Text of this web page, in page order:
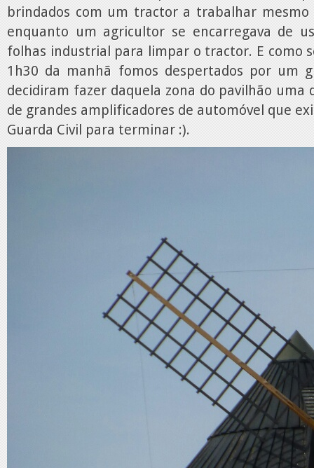
brindados com um tractor a trabalhar
enquanto um agricultor se encarregava de
folhas industrial para limpar o tractor. E como
1h30 da manhã fomos despertados por um
decidiram fazer daquela zona do pavilhão uma
de grandes amplificadores de automóvel que
Guarda Civil para terminar :).